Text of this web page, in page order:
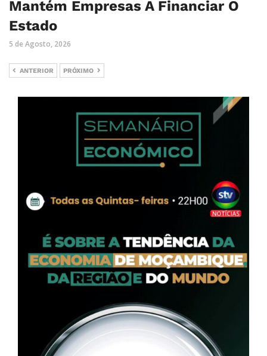
Mantém Empresas A Financiar O
Estado
5 de Agosto, 2026
ANTERIOR PRÓXIMO